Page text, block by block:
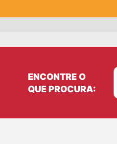
ENCONTRE O
QUE PROCURA: